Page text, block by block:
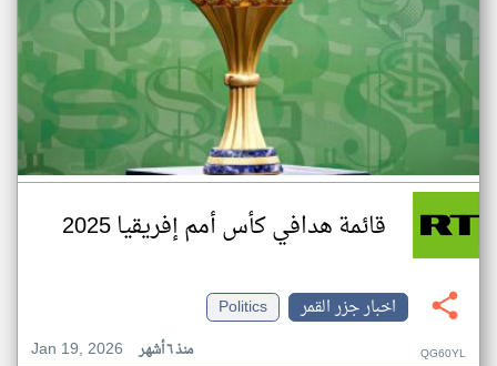
قائمة هدافي كأس أمم إفريقيا 2025
اخبار جزر القمر
Politics
Jan 19, 2026
منذ ٦ أشهر QG60YL